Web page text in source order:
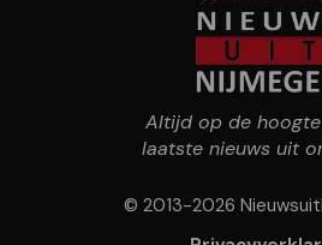
Altijd op de
laatste nieuws uit
© 2013-2026